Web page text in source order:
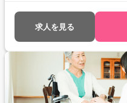
求人を見る